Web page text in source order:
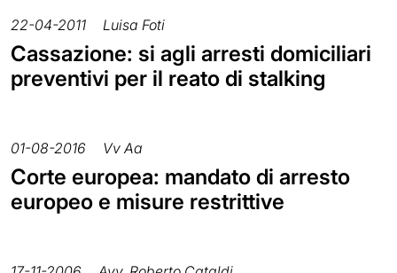
22-04-2011 Luisa Foti
Cassazione: si agli arresti domiciliari
preventivi per il reato di stalking
01-08-2016 Vv Aa
Corte europea: mandato di arresto
europeo e misure restrittive